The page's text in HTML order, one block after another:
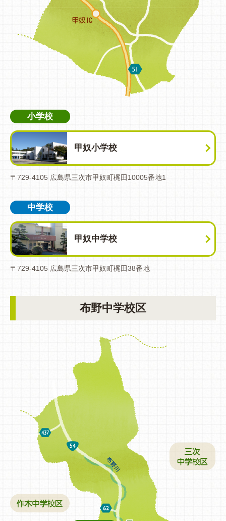
小学校
甲奴小学校
〒729-4105 広島県三次市甲奴町梶田10005番地1
中学校
甲奴中学校
〒729-4105 広島県三次市甲奴町梶田38番地
布野中学校区